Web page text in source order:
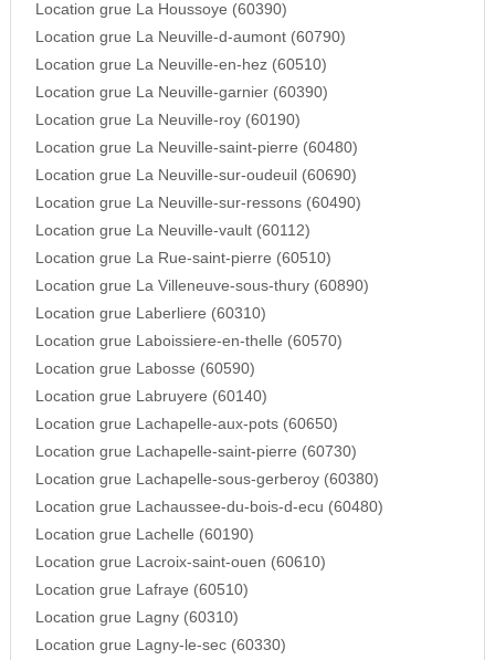
Location grue La Houssoye (60390)
Location grue La Neuville-d-aumont (60790)
Location grue La Neuville-en-hez (60510)
Location grue La Neuville-garnier (60390)
Location grue La Neuville-roy (60190)
Location grue La Neuville-saint-pierre (60480)
Location grue La Neuville-sur-oudeuil (60690)
Location grue La Neuville-sur-ressons (60490)
Location grue La Neuville-vault (60112)
Location grue La Rue-saint-pierre (60510)
Location grue La Villeneuve-sous-thury (60890)
Location grue Laberliere (60310)
Location grue Laboissiere-en-thelle (60570)
Location grue Labosse (60590)
Location grue Labruyere (60140)
Location grue Lachapelle-aux-pots (60650)
Location grue Lachapelle-saint-pierre (60730)
Location grue Lachapelle-sous-gerberoy (60380)
Location grue Lachaussee-du-bois-d-ecu (60480)
Location grue Lachelle (60190)
Location grue Lacroix-saint-ouen (60610)
Location grue Lafraye (60510)
Location grue Lagny (60310)
Location grue Lagny-le-sec (60330)